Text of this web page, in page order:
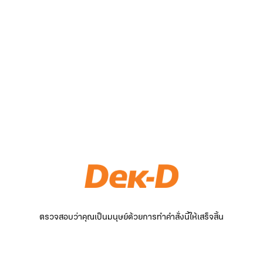
ตรวจสอบว่าคุณเป็นมนุษย์ด้วยการทำคำสั่งนี้ให้เสร็จสิ้น